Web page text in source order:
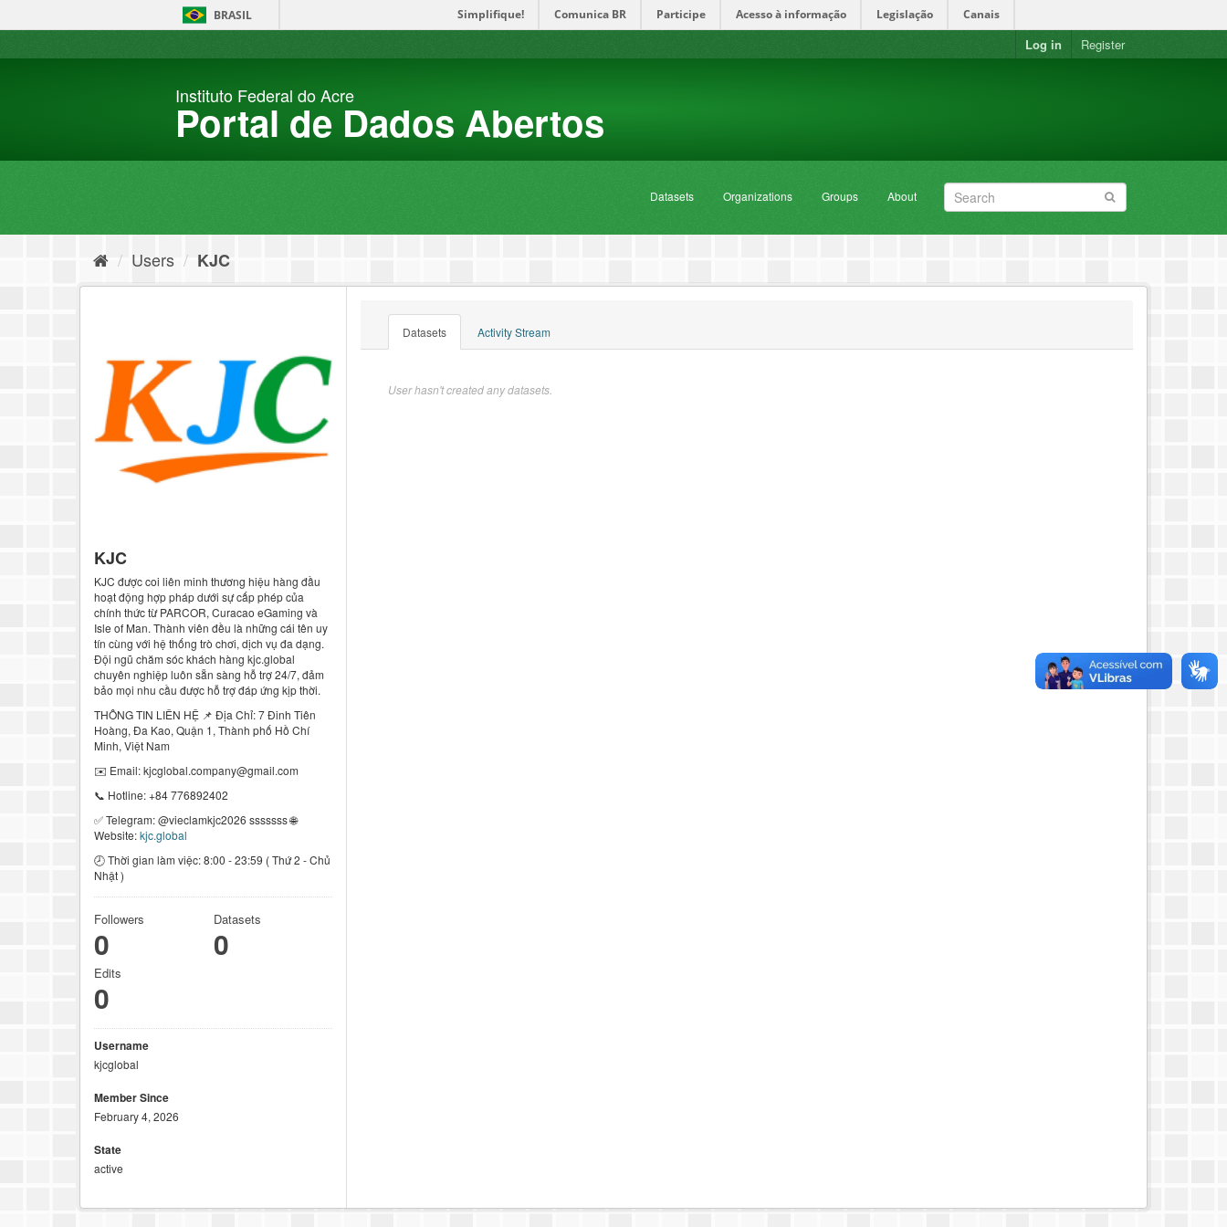
BRASIL Simplifique! Comunica BR Participe Acesso à informação Legislação Canais
Log in Register
Instituto Federal do Acre
Portal de Dados Abertos
Datasets Organizations Groups About
Users KJC
KJC
KJC được coi liên minh thương hiệu hàng đầu
hoạt động hợp pháp dưới sự cấp phép của
chính thức từ PARCOR, Curacao eGaming và
Isle of Man. Thành viên đều là những cái tên uy
tín cùng với hệ thống trò chơi, dịch vụ đa dạng.
Đội ngũ chăm sóc khách hàng kjc.global
chuyên nghiệp luôn sẵn sàng hỗ trợ 24/7, đảm
bảo mọi nhu cầu được hỗ trợ đáp ứng kịp thời.
THÔNG TIN LIÊN HỆ 📌 Địa Chỉ: 7 Đinh Tiên
Hoàng, Đa Kao, Quận 1, Thành phố Hồ Chí
Minh, Việt Nam
✉️ Email: kjcglobal.company@gmail.com
📞 Hotline: +84 776892402
✅ Telegram: @vieclamkjc2026 sssssss 🌐
Website:kjc.global
🕗 Thời gian làm việc: 8:00 - 23:59 ( Thứ 2 - Chủ
Nhật )
Followers
0
Datasets
0
Edits
0
Username
kjcglobal
Member Since
February 4, 2026
State
active
Datasets Activity Stream
User hasn't created any datasets.